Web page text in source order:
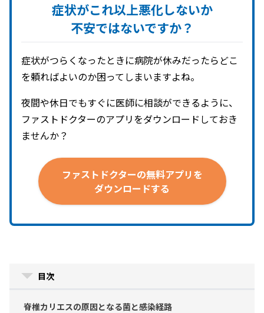
症状がこれ以上悪化しないか
不安ではないですか？
症状がつらくなったときに病院が休みだったらどこ
を頼ればよいのか困ってしまいますよね。
夜間や休日でもすぐに医師に相談ができるように、
ファストドクターのアプリをダウンロードしておき
ませんか？
ファストドクターの無料アプリを
ダウンロードする
目次
脊椎カリエスの原因となる菌と感染経路